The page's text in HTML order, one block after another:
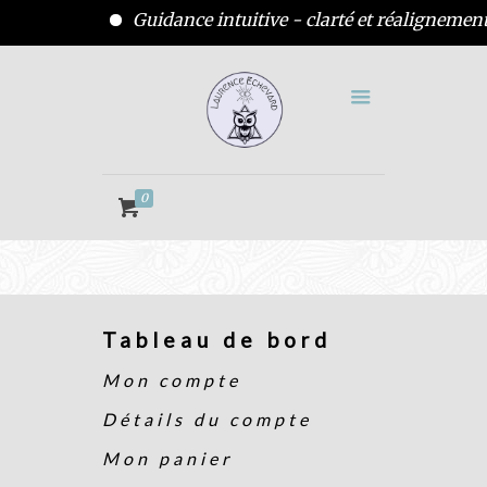
Guidance intuitive - clarté et
0
Tableau de bord
Mon compte
Détails du compte
Mon panier